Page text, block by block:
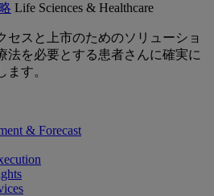
Life Sciences & Healthcare
セスと上市のためのソリューショ
法を必要とする患者さんに確実に
ます。
& Forecast